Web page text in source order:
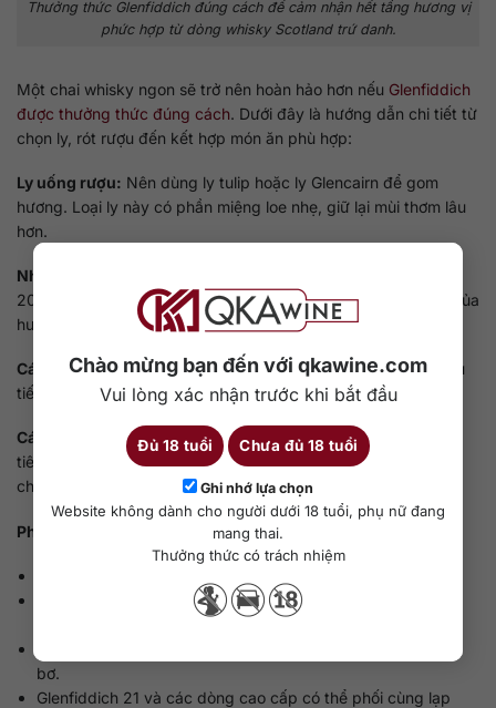
Chào mừng bạn đến với qkawine.com
Vui lòng xác nhận trước khi bắt đầu
Đủ 18 tuổi Chưa đủ 18 tuổi
Ghi nhớ lựa chọn
Website không dành cho người dưới 18 tuổi, phụ nữ đang
mang thai.
Thưởng thức có trách nhiệm
Thưởng thức Glenfiddich đúng cách để cảm nhận hết tầng hương vị
phức hợp từ dòng whisky Scotland trứ danh.
Một chai whisky ngon sẽ trở nên hoàn hảo hơn nếu Glenfiddich
được thưởng thức đúng cách. Dưới đây là hướng dẫn chi tiết từ
chọn ly, rót rượu đến kết hợp món ăn phù hợp:
Ly uống rượu: Nên dùng ly tulip hoặc ly Glencairn để gom
hương. Loại ly này có phần miệng loe nhẹ, giữ lại mùi thơm lâu
hơn.
Nhiệt độ lý tưởng:
20 độ C. Không nên ướp lạnh quá sâu vì sẽ làm giảm độ mở của
hương rượu.
Cách rót:Mỗi lần rót khoảng 25 đến 50ml. Lắc nhẹ ly để rượu
tiếp xúc với không khí, giúp hương thơm lan tỏa tốt hơn.
Cách uống:
Hít sâu một lần trước khi đưa lên môi. Ngụm đầu
tiên nên ngậm lâu trong miệng để cảm nhận rõ lớp vị. Nuốt
chậm và theo dõi hậu vị lan tỏa ở vòm họng.
Phối món ăn:
Glenfiddich 15 kết hợp tuyệt vời với socola đen hoặc bánh
Glenfiddich 18 nên dùng cùng mứt cam hoặc hạt điều rang
bơ.
Glenfiddich 21 và các dòng cao cấp có thể phối cùng lạp